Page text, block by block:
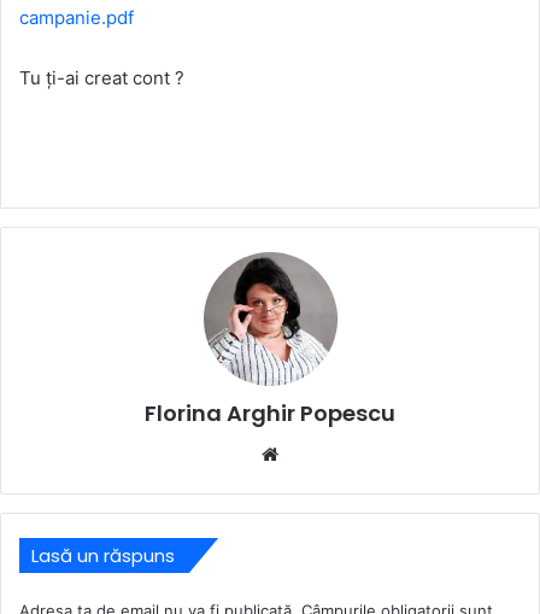
campanie.pdf
Tu ți-ai creat cont ?
Florina Arghir Popescu
Lasă un răspuns